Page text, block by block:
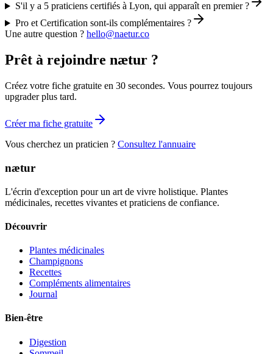
S'il y a 5 praticiens certifiés à Lyon, qui apparaît en premier ?
Pro et Certification sont-ils complémentaires ?
Une autre question ? hello@naetur.co
Prêt à rejoindre nætur ?
Créez votre fiche gratuite en 30 secondes. Vous pourrez toujours
upgrader plus tard.
Créer ma fiche gratuite
Vous cherchez un praticien ? Consultez l'annuaire
nætur
L'écrin d'exception pour un art de vivre holistique. Plantes
médicinales, recettes vivantes et praticiens de confiance.
Découvrir
Plantes médicinales
Champignons
Recettes
Compléments alimentaires
Journal
Bien-être
Digestion